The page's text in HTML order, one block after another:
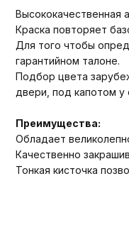
Высококачественная
Краска повторяет
Для того чтобы
гарантийном талоне.
Подбор цвета
двери, под капотом у
Преимущества:
Обладает
Качественно
Тонкая кисточка